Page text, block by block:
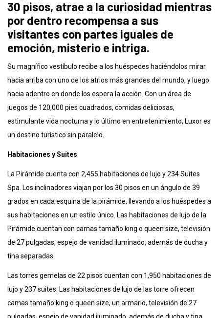
30 pisos, atrae a la curiosidad mientras
por dentro recompensa a sus
visitantes con partes iguales de
emoción, misterio e intriga.
Su magnífico vestíbulo recibe a los huéspedes haciéndolos mirar
hacia arriba con uno de los atrios más grandes del mundo, y luego
hacia adentro en donde los espera la acción. Con un área de
juegos de 120,000 pies cuadrados, comidas deliciosas,
estimulante vida nocturna y lo último en entretenimiento, Luxor es
un destino turístico sin paralelo.
Habitaciones y Suites
La Pirámide cuenta con 2,455 habitaciones de lujo y 234 Suites
Spa. Los inclinadores viajan por los 30 pisos en un ángulo de 39
grados en cada esquina de la pirámide, llevando a los huéspedes a
sus habitaciones en un estilo único. Las habitaciones de lujo de la
Pirámide cuentan con camas tamaño king o queen size, televisión
de 27 pulgadas, espejo de vanidad iluminado, además de ducha y
tina separadas.
Las torres gemelas de 22 pisos cuentan con 1,950 habitaciones de
lujo y 237 suites. Las habitaciones de lujo de las torre ofrecen
camas tamaño king o queen size, un armario, televisión de 27
pulgadas, espejo de vanidad iluminado, además de ducha y tina